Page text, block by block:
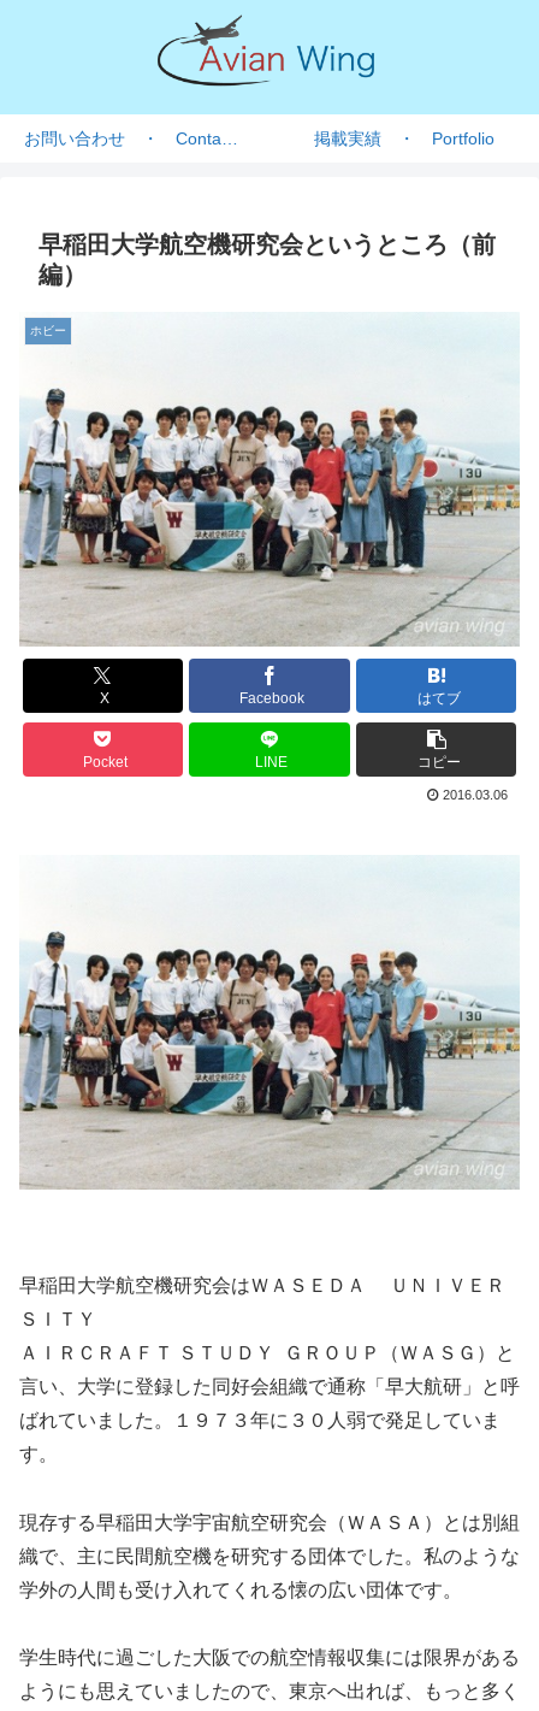
掲載実績 ・ Portfolio
早稲田大学航空機研究会というところ（前
編）
ホビー
X Facebook はてブ
Pocket LINE コピー
2016.03.06
早稲田大学航空機研究会はＷＡＳＥＤＡ
ＵＮＩＶＥＲ
ＳＩＴＹ
ＡＩＲＣＲＡＦＴ
ＳＴＵＤＹ
ＧＲＯＵＰ（ＷＡＳＧ）と
言い、大学に登録した同好会組織で通称「早大航研」と呼
ばれていました。１９７３年に３０人弱で発足していま
す。
現存する早稲田大学宇宙航空研究会（ＷＡＳＡ）とは別組
織で、主に民間航空機を研究する団体でした。私のような
学外の人間も受け入れてくれる懐の広い団体です。
学生時代に過ごした大阪での航空情報収集には限界がある
ようにも思えていましたので、東京へ出れば、もっと多く